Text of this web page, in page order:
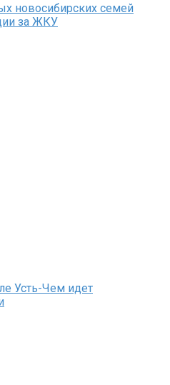
новосибирских семей
за ЖКУ
Усть-Чем идет